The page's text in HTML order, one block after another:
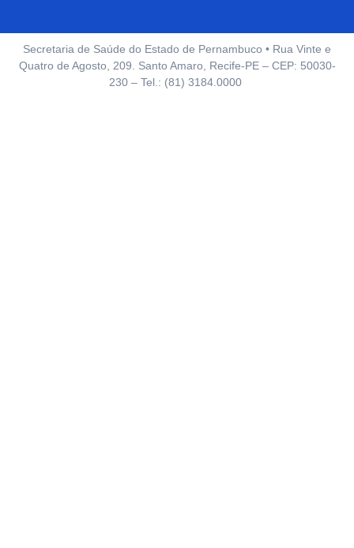
Secretaria de Saúde do Estado de Pernambuco • Rua Vinte e
Quatro de Agosto, 209. Santo Amaro, Recife-PE – CEP: 50030-
230 – Tel.: (81) 3184.0000